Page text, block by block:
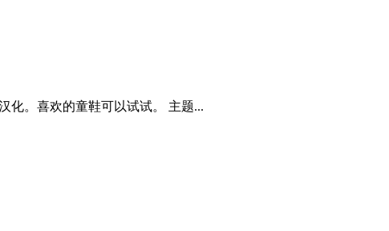
化。喜欢的童鞋可以试试。 主题...